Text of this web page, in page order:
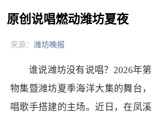
原创说唱燃动潍坊夏夜
来源： 潍坊晚报
谁说潍坊没有说唱？2026年
物集暨潍坊夏季海洋大集的舞台
唱歌手搭建的主场。近日，在凤